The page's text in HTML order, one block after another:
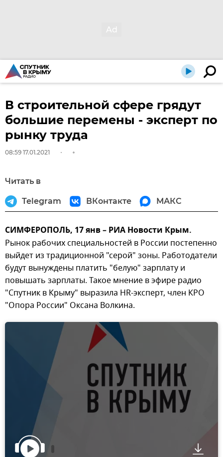
В строительной сфере грядут
большие перемены - эксперт по
рынку труда
08:59 17.01.2021
Читать в
Telegram ВКонтакте МАКС
СИМФЕРОПОЛЬ, 17 янв – РИА Новости Крым.
Рынок рабочих специальностей в России постепенно
выйдет из традиционной "серой" зоны. Работодатели
будут вынуждены платить "белую" зарплату и
повышать зарплаты. Такое мнение в эфире радио
"Спутник в Крыму" выразила HR-эксперт, член КРО
"Опора России" Оксана Волкина.